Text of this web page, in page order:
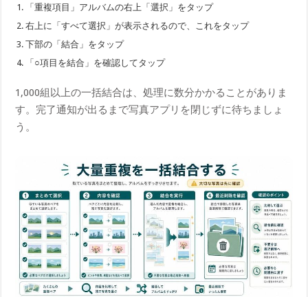
「重複項目」アルバムの右上「選択」をタップ
右上に「すべて選択」が表示されるので、これをタップ
下部の「結合」をタップ
「○項目を結合」を確認してタップ
1,000組以上の一括結合は、処理に数分かかることがありま
す。完了通知が出るまで写真アプリを閉じずに待ちましょ
う。